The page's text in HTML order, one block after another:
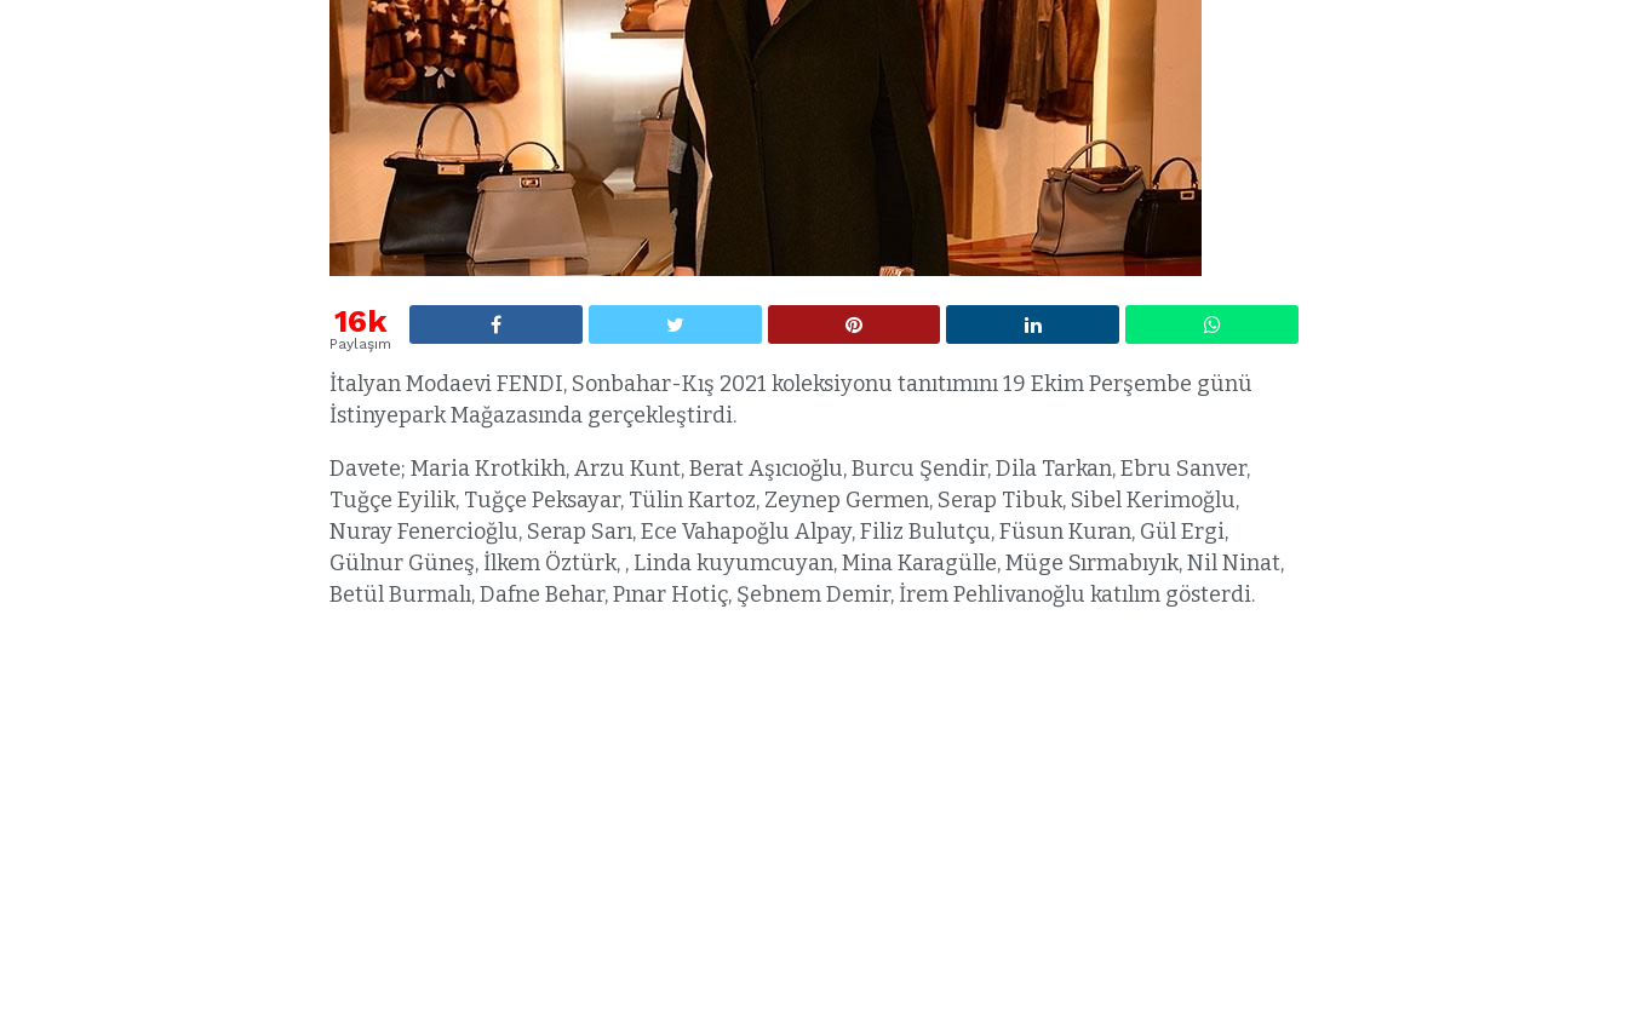
16k
Paylaşım
İtalyan Modaevi FENDI, Sonbahar-Kış 2021 koleksiyonu tanıtımını 19 Ekim Perşembe günü
İstinyepark Mağazasında gerçekleştirdi.
Davete; Maria Krotkikh, Arzu Kunt, Berat Aşıcıoğlu, Burcu Şendir, Dila Tarkan, Ebru Sanver,
Tuğçe Eyilik, Tuğçe Peksayar, Tülin Kartoz, Zeynep Germen, Serap Tibuk, Sibel Kerimoğlu,
Nuray Fenercioğlu, Serap Sarı, Ece Vahapoğlu Alpay, Filiz Bulutçu, Füsun Kuran, Gül Ergi,
Gülnur Güneş, İlkem Öztürk, , Linda kuyumcuyan, Mina Karagülle, Müge Sırmabıyık, Nil Ninat,
Betül Burmalı, Dafne Behar, Pınar Hotiç, Şebnem Demir, İrem Pehlivanoğlu katılım gösterdi.